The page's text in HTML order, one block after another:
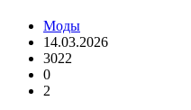
Моды
14.03.2026
3022
0
2